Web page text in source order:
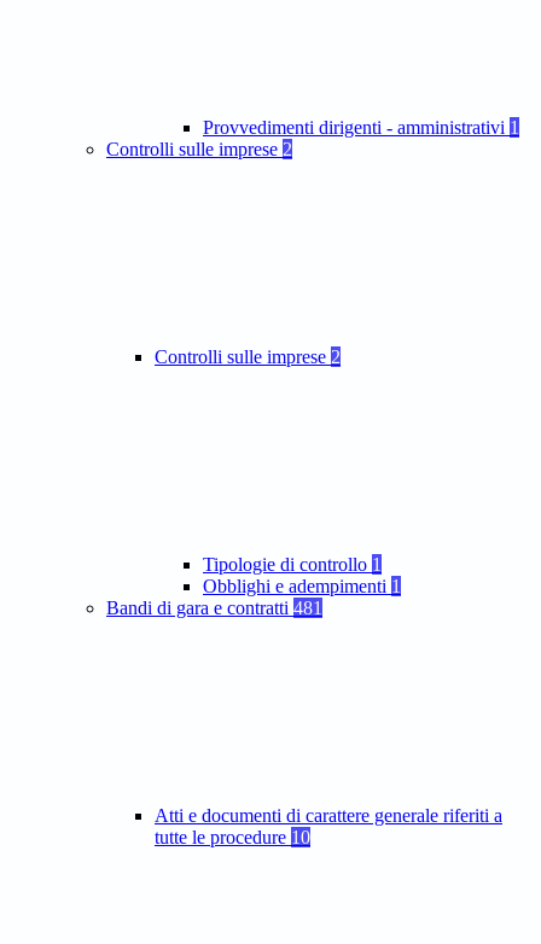
Provvedimenti dirigenti - amministrativi 1
Controlli sulle imprese 2
Controlli sulle imprese 2
Tipologie di controllo 1
Obblighi e adempimenti 1
Bandi di gara e contratti 481
Atti e documenti di carattere generale riferiti a
tutte le procedure 10